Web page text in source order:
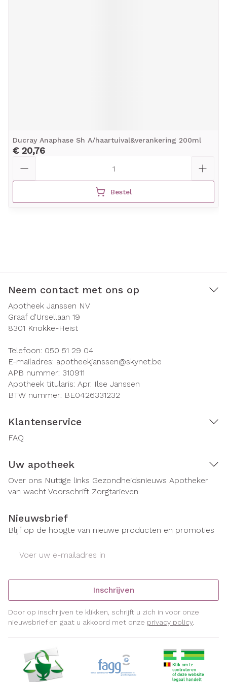
Ducray Anaphase Sh A/haartuival&verankering 200ml
€ 20,76
Bestel
Neem contact met ons op
Apotheek Janssen NV
Graaf d'Ursellaan 19
8301 Knokke-Heist
Telefoon: 050 51 29 04
E-mailadres: apotheekjanssen@skynet.be
APB nummer: 310911
Apotheek titularis: Apr. Ilse Janssen
BTW nummer: BE0426331232
Klantenservice
FAQ
Uw apotheek
Over ons Nuttige links Gezondheidsnieuws Apotheker
van wacht Voorschrift Zorgtarieven
Nieuwsbrief
Blijf op de hoogte van nieuwe producten en promoties
Inschrijven
Door op inschrijven te klikken, schrijft u zich in voor onze
nieuwsbrief en gaat u akkoord met onze privacy policy.